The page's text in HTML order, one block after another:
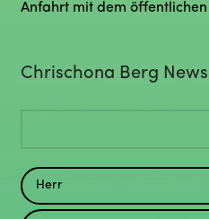
Anfahrt mit dem öffentlichen
Chrischona Berg